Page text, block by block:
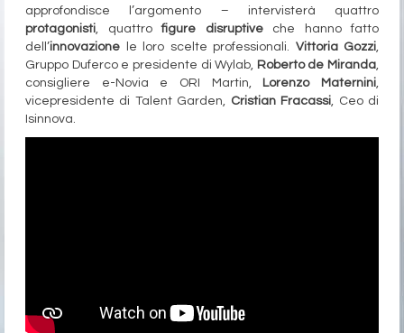
approfondisce l’argomento – intervisterà quattro
protagonisti , quattrofigure disruptiveche hanno fatto
dell’innovazione le loro scelte professionali. Vittoria Gozzi
Gruppo Duferco e presidente di Wylab, Roberto de Miranda
consigliere e-Novia e ORI Martin, Lorenzo Maternini
vicepresidente di Talent Garden, Cristian Fracassi , Ceo di
Isinnova.